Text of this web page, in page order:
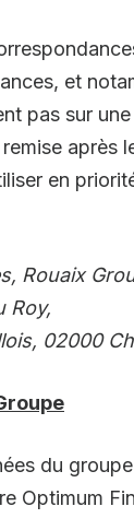
et
pas sur
après
en
Rouaix
Roy,
02000
du
Optimum